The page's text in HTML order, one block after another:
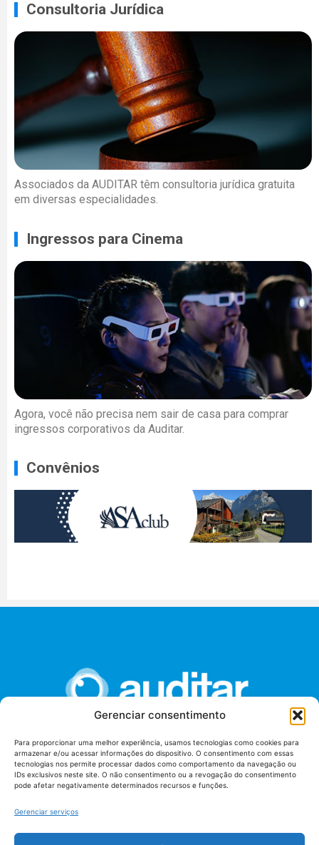
Gerenciar consentimento
Para proporcionar uma melhor experiência, usamos tecnologias como cookies para
armazenar e/ou acessar informações do dispositivo. O consentimento com essas
tecnologias nos permite processar dados como comportamento da navegação ou
IDs exclusivos neste site. O não consentimento ou a revogação do consentimento
pode afetar negativamente determinados recursos e funções.
Gerenciar serviços
Consultoria Jurídica
Associados da AUDITAR têm consultoria jurídica gratuita
em diversas especialidades.
Ingressos para Cinema
Agora, você não precisa nem sair de casa para comprar
ingressos corporativos da Auditar.
Convênios
União dos Auditores Federais de Controle Externo -
AUDITAR
Setor de Administração Federal Sul (SAF/Sul), Qd. 04, Lt. 01
Tribunal de Contas da União (TCU), Subsolo, Sala S04